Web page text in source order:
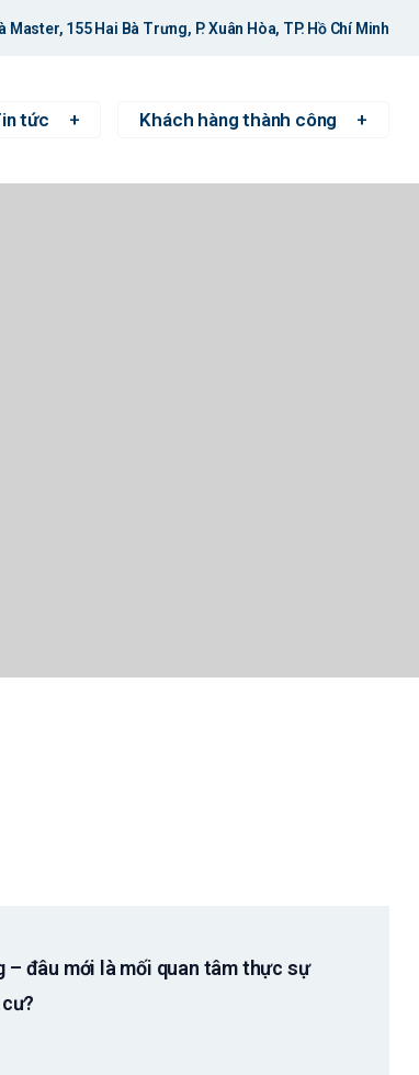
Master, 155 Hai Bà Trưng, P. Xuân Hòa, TP. Hồ Chí Minh
tức Khách hàng thành công
– đâu mới là mối quan tâm thực sự